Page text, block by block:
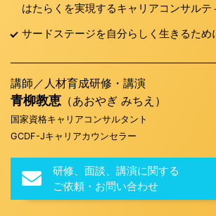
はたらくを実現するキャリアコンサルテ
サードステージを自分らしく生きるため
講師／人材育成研修・講演
青柳教恵 （あおやぎ みちえ）
国家資格キャリアコンサルタント
GCDF-Jキャリアカウンセラー
研修、面談、講演に関する
ご依頼・お問い合わせ